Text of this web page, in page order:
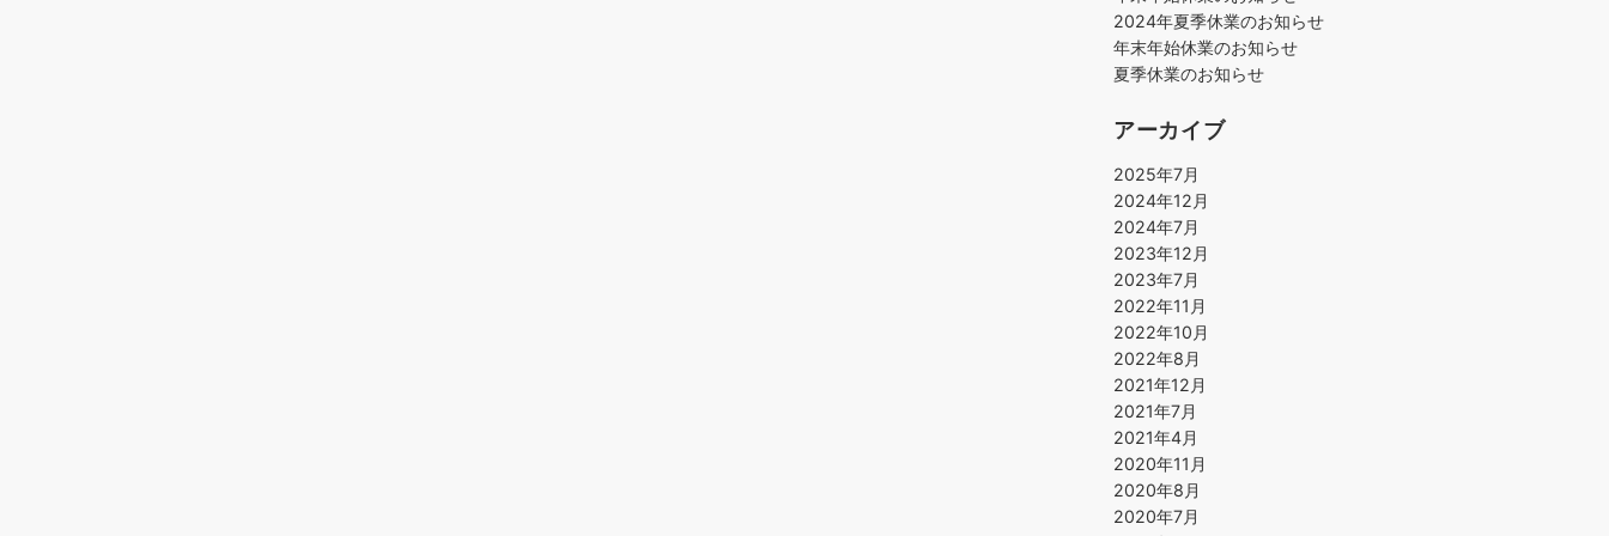
2024年夏季休業のお知らせ
年末年始休業のお知らせ
夏季休業のお知らせ
アーカイブ
2025年7月
2024年12月
2024年7月
2023年12月
2023年7月
2022年11月
2022年10月
2022年8月
2021年12月
2021年7月
2021年4月
2020年11月
2020年8月
2020年7月